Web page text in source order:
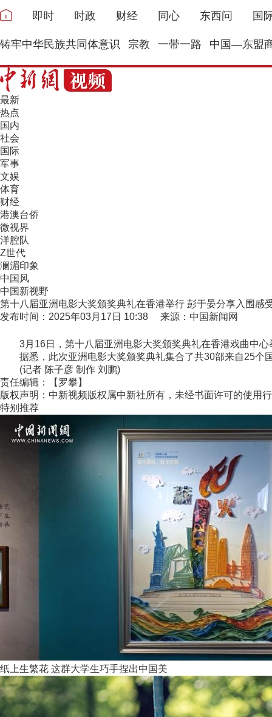
即时 时政 财经 同心 东西问 国
铸牢中华民族共同体意识 宗教 一带一路 中国—东盟
最新
热点
国内
社会
国际
军事
文娱
体育
财经
港澳台侨
微视界
洋腔队
Z世代
澜湄印象
中国风
中国新视野
第十八届亚洲电影大奖颁奖典礼在香港举行 彭于晏分享入围感
发布时间：2025年03月17日 10:38 来源：中国新闻网
3月16日，第十八届亚洲电影大奖颁奖典礼在香港戏曲中心
据悉，此次亚洲电影大奖颁奖典礼集合了共30部来自25个
(记者 陈子彦 制作 刘鹏)
责任编辑：【罗攀】
版权声明：中新视频版权属中新社所有，未经书面许可的使用
特别推荐
纸上生繁花 这群大学生巧手捏出中国美